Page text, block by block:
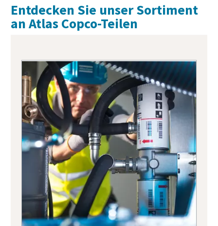
Entdecken Sie unser Sortiment
an Atlas Copco-Teilen